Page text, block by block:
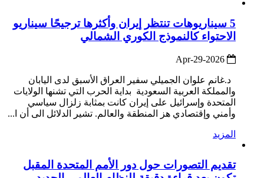
5 سيناريوهات تنتظر إيران وأكثرها ترجيحًا سيناريو
الاحتواء كالنموذج الكوري الشمالي
د.غانم علوان الجميلي سفير العراق الأسبق لدى اليابان
والمملكة العربية السعودية بداية الحرب التي تشنها الولايات
المتحدة وإسرائيل على إيران كانت بمثابة زلزال سياسي
وأمني وإقتصادي هز المنطقة والعالم. تشير الدلائل الى أن ا...
المزيد
تقديم التصورات حول دور الأمم المتحدة المقبل